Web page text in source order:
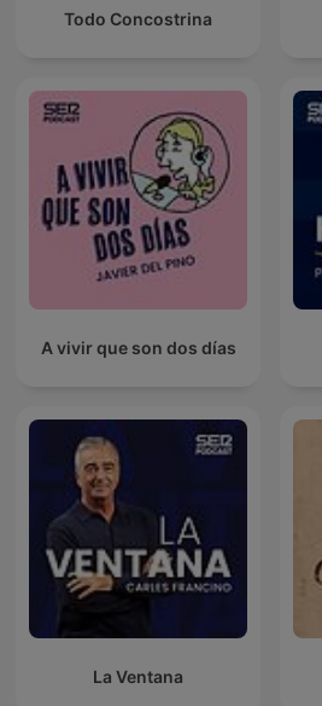
Todo Concostrina
A vivir que son dos días
La Ventana